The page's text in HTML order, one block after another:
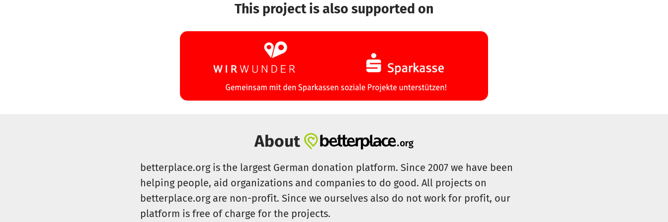
This project is also supported on
About
betterplace.org is the largest German donation platform. Since 2007 we have been
helping people, aid organizations and companies to do good. All projects on
betterplace.org are non-profit. Since we ourselves also do not work for profit, our
platform is free of charge for the projects.